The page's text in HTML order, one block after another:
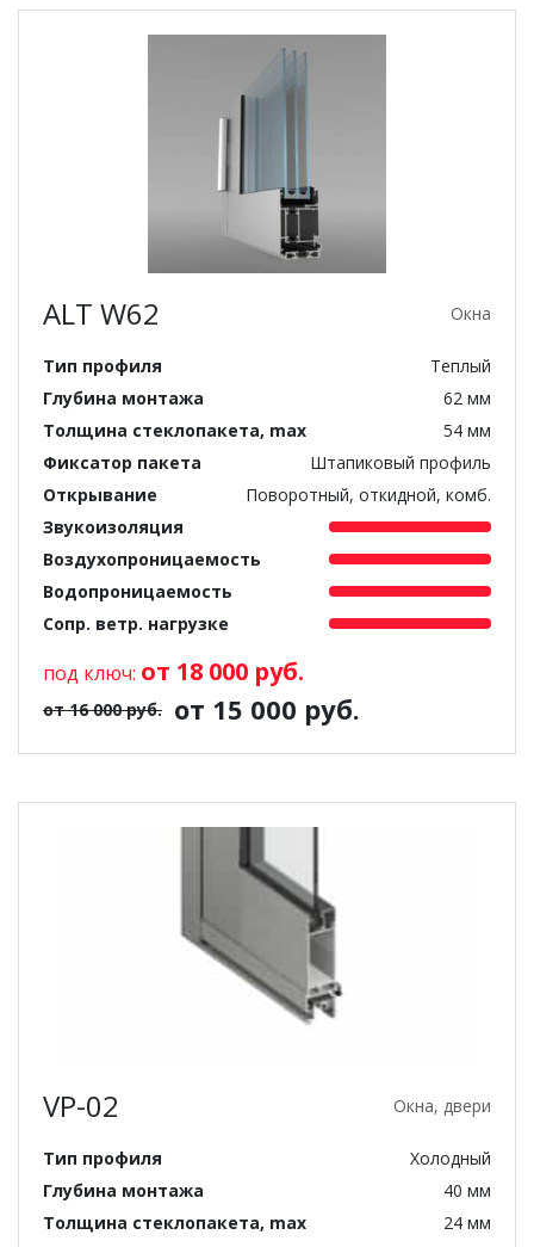
ALT W62 Окна
Тип профиля
Теплый
Глубина монтажа
62 мм
Толщина стеклопакета, max
54 мм
Фиксатор пакета
Штапиковый профиль
Открывание
Поворотный, откидной, комб.
Звукоизоляция
Воздухопроницаемость
Водопроницаемость
Сопр. ветр. нагрузке
под ключ: от 18 000 руб.
от 16 000 руб. от 15 000 руб.
VP-02 Окна, двери
Тип профиля
Холодный
Глубина монтажа
40 мм
Толщина стеклопакета, max
24 мм